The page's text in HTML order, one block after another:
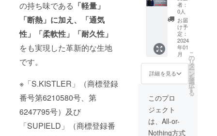
の持ち味である 「軽量」
「断熱」に加え、「通気
性」「柔軟性」「耐久性」
をも実現した革新的な生地
です。
※「S.KISTLER」（商標登録
番号第6210580号、第
6247795号）及び
「SUPIELD」（商標登録番
入の性
質上、
以上の
注意点
につき
まして
予め御
理解ご
了承を
いただ
援くだ
すよ
う、よ
配送時
期：
2024年
1月予定
です。
支援購
入の性
質上、
以上の
注意点
予め御
理解ご
了承を
いただ
いた
能あ
り)×2着
［一般
販売予
定価格
109,600
円(税込)
の50%
オ
フ！］
※カラー
は灰、
黒、青
の３色
になり
ます。
※価格は
者：
0人
お届
け予
定：
2024
年01
月
詳細を見る
こ
の
リ
タ
ー
ン
を
選
択
す
る
このプロ
ジェクト
は、All-or-
Nothing方式